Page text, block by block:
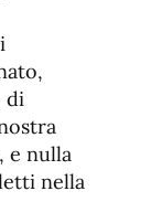
di
e nulla
nella